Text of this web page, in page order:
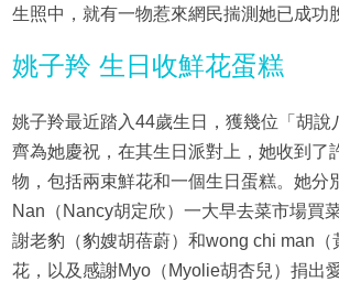
生照中，就有一物惹來網民揣測她已成功
姚子羚 生日收鮮花蛋糕
姚子羚最近踏入44歲生日，獲幾位「胡說
齊為她慶祝，在其生日派對上，她收到了
物，包括兩束鮮花和一個生日蛋糕。她分
Nan（Nancy胡定欣）一大早去菜市場買
謝老豹（豹嫂胡蓓蔚）和wong chi man（
花，以及感謝Myo（Myolie胡杏兒）捐出